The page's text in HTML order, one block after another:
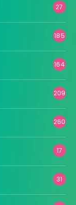
27
185
164
209
260
17
31